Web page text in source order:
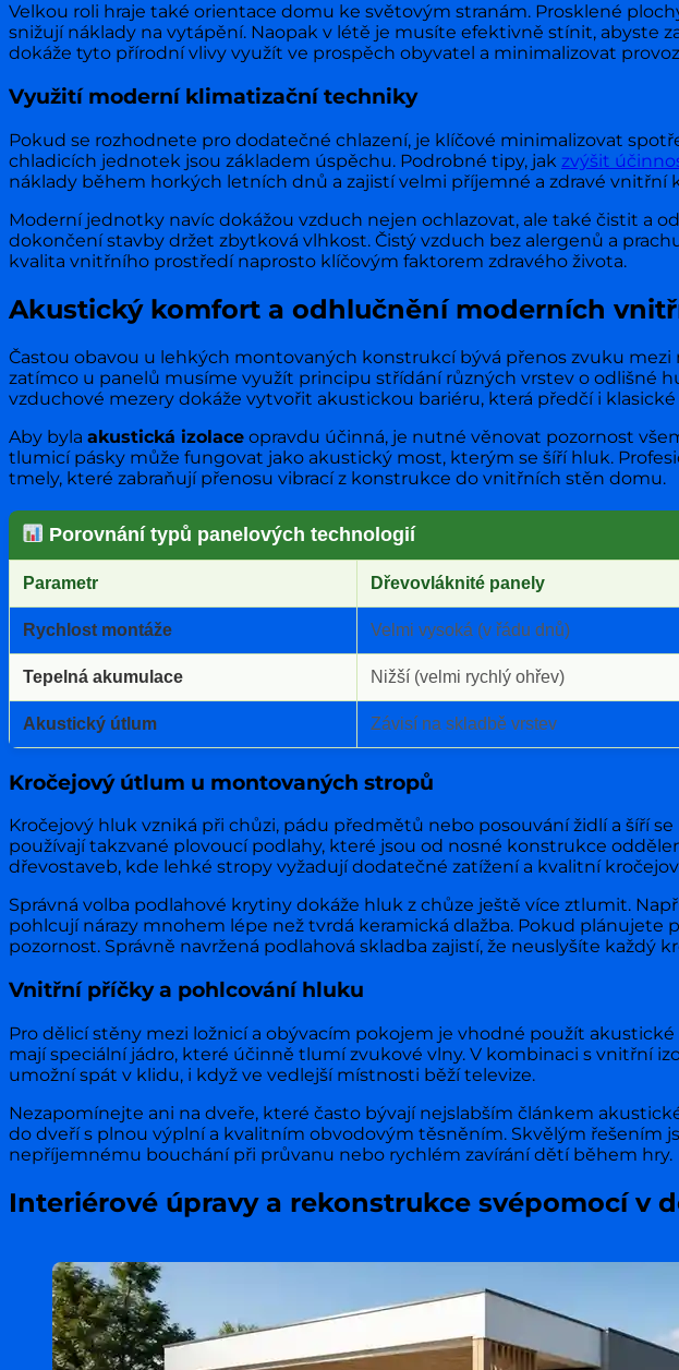
Velkou roli hraje také orientace domu ke světovým stranám. Prosklené
snižují náklady na vytápění. Naopak v létě je musíte efektivně stínit, abyste
dokáže tyto přírodní vlivy využít ve prospěch obyvatel a minimalizovat
Využití moderní klimatizační techniky
Pokud se rozhodnete pro dodatečné chlazení, je klíčové minimalizovat
chladicích jednotek jsou základem úspěchu. Podrobné tipy, jak zvýšit
náklady během horkých letních dnů a zajistí velmi příjemné a zdravé vnitřní
Moderní jednotky navíc dokážou vzduch nejen ochlazovat, ale také čistit a
dokončení stavby držet zbytková vlhkost. Čistý vzduch bez alergenů a
kvalita vnitřního prostředí naprosto klíčovým faktorem zdravého života.
Akustický komfort a odhlučnění moderních
Častou obavou u lehkých montovaných konstrukcí bývá přenos zvuku
zatímco u panelů musíme využít principu střídání různých vrstev o odlišné
vzduchové mezery dokáže vytvořit akustickou bariéru, která předčí i
Aby byla akustická izolace opravdu účinná, je nutné věnovat pozornost
tlumicí pásky může fungovat jako akustický most, kterým se šíří hluk.
tmely, které zabraňují přenosu vibrací z konstrukce do vnitřních stěn domu.
Porovnání typů panelových technologií
Parametr Dřevovláknité panely
Rychlost montáže Velmi vysoká (v řádu dnů)
Tepelná akumulace Nižší (velmi rychlý ohřev)
Akustický útlum Závisí na skladbě vrstev
Kročejový útlum u montovaných stropů
Kročejový hluk vzniká při chůzi, pádu předmětů nebo posouvání židlí a šíří
používají takzvané plovoucí podlahy, které jsou od nosné konstrukce
dřevostaveb, kde lehké stropy vyžadují dodatečné zatížení a kvalitní
Správná volba podlahové krytiny dokáže hluk z chůze ještě více ztlumit.
pohlcují nárazy mnohem lépe než tvrdá keramická dlažba. Pokud
pozornost. Správně navržená podlahová skladba zajistí, že neuslyšíte každý
Vnitřní příčky a pohlcování hluku
Pro dělicí stěny mezi ložnicí a obývacím pokojem je vhodné použít
mají speciální jádro, které účinně tlumí zvukové vlny. V kombinaci s vnitřní
umožní spát v klidu, i když ve vedlejší místnosti běží televize.
Nezapomínejte ani na dveře, které často bývají nejslabším článkem
do dveří s plnou výplní a kvalitním obvodovým těsněním. Skvělým řešením
nepříjemnému bouchání při průvanu nebo rychlém zavírání dětí během hry.
Interiérové úpravy a rekonstrukce svépomocí v